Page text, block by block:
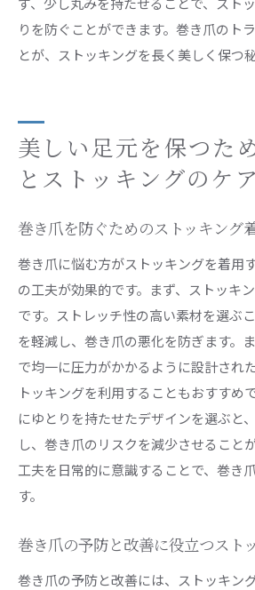
りを防ぐことができます。巻き爪のト
とが、ストッキングを長く美しく保つ秘
美しい足元を保つた
とストッキングのケ
巻き爪を防ぐためのストッキング
巻き爪に悩む方がストッキングを着用
の工夫が効果的です。まず、ストッキ
です。ストレッチ性の高い素材を選ぶ
を軽減し、巻き爪の悪化を防ぎます。
で均一に圧力がかかるように設計され
トッキングを利用することもおすすめ
にゆとりを持たせたデザインを選ぶと
し、巻き爪のリスクを減少させること
工夫を日常的に意識することで、巻き
す。
巻き爪の予防と改善に役立つスト
巻き爪の予防と改善には、ストッキン